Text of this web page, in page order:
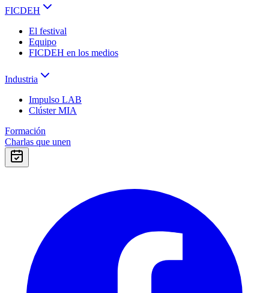
FICDEH
El festival
Equipo
FICDEH en los medios
Industria
Impulso LAB
Clúster MIA
Formación
Charlas que unen